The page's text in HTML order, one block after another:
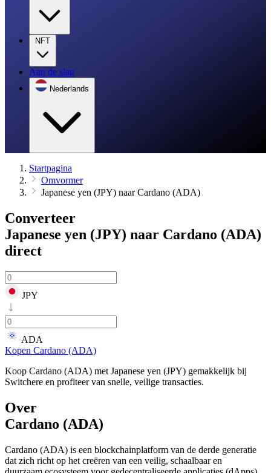
NFT
Aan de slag
Nederlands
Startpagina
Omvormer
Japanese yen (JPY) naar Cardano (ADA)
Converteer
Japanese yen (JPY) naar Cardano (ADA)
direct
JPY
ADA
Kopen Cardano (ADA)
Koop Cardano (ADA) met Japanese yen (JPY) gemakkelijk bij
Switchere en profiteer van snelle, veilige transacties.
Over
Cardano (ADA)
Cardano (ADA) is een blockchainplatform van de derde generatie
dat zich richt op het creëren van een veilig, schaalbaar en